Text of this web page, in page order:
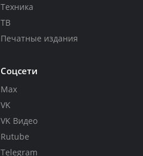
Техника
ТВ
Печатные издания
Соцсети
Max
VK
VK Видео
Rutube
Telegram